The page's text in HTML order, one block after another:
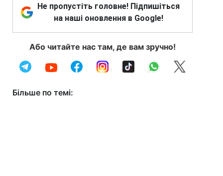
Не пропустіть головне! Підпишіться
на наші оновлення в Google!
Або читайте нас там, де вам зручно!
Більше по темі: